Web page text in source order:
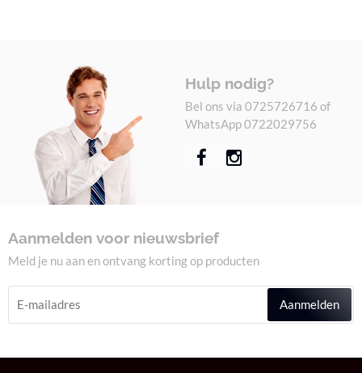
Hulp nodig?
Bel ons via 0725726716 of
WhatsApp 0722029756
Aanmelden voor nieuwsbrief
Meld je nu aan en ontvang korting op producten
Aanmelden